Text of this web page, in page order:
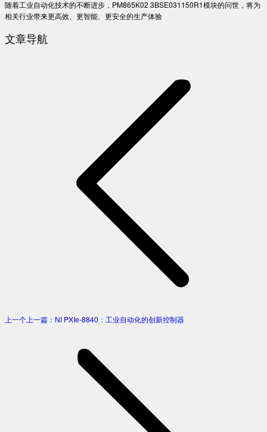
随着工业自动化技术的不断进步，PM865K02 3BSE031150R1模块的问世，将为
相关行业带来更高效、更智能、更安全的生产体验
文章导航
上一个 上一篇： NI PXIe-8840：工业自动化的创新控制器